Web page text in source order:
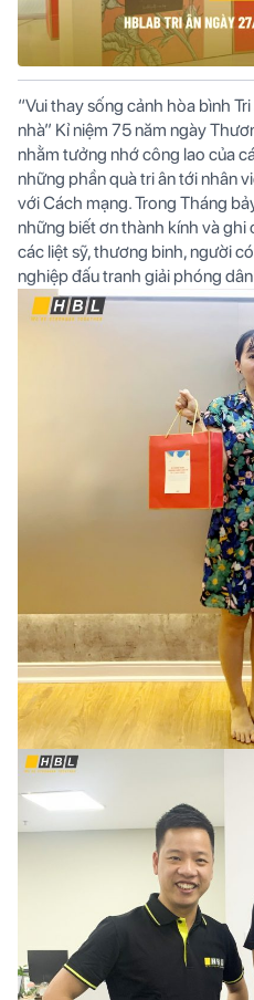
“Vui thay sống cảnh hòa bình
nhà” Kỉ niệm 75 năm ngày
nhằm tưởng nhớ công lao của
những phần quà tri ân tới nhân
với Cách mạng. Trong Tháng
những biết ơn thành kính và ghi
các liệt sỹ, thương binh, người
nghiệp đấu tranh giải phóng